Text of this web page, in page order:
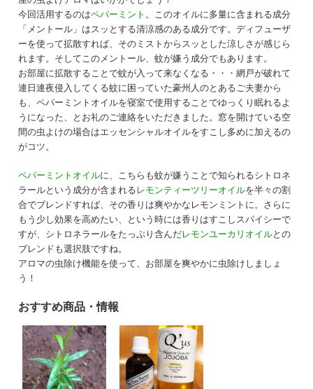
今回活用するのはペパーミント 。このオイルに多量に含まれる成分
「メントール」はスッとする清涼感のある成分です。ディフューザ
ーを使って拡散すれば、そのミストからスッとした涼しさが感じら
れます。そしてこのメントール、蚊が嫌う成分でもあります。
お部屋に拡散することで蚊が入って来なくなる・・・網戸が破れて
連日連夜侵入してくる蚊に困っていた豪州人のとあるご夫妻から
も、ペパーミントオイルを寝室で使用することでゆっくり眠れるよ
うになった、とお礼のご連絡をいただきました。窓を開けている空
間の虫よけの場合はエッセンシャルオイルをすこし多めに加えるの
がコツ。
ペパーミントオイルに、こちらも蚊が嫌うことで知られるシトロネ
ラールという成分が含まれる レモンティーツリーオイルを半々の割
合でブレンドすれば、その香りは爽やかなレモンミントに。さらに
もう少し効果を高めたい、という時には香りはすこしスパイシーで
すが、シトロネラールをたっぷり含んだレモンユーカリオイルとの
ブレンドも選択肢ですね。
アロマの虫除け機能を使って、お部屋を爽やかに虫除けしましょ
う！
おすすめ商品・情報